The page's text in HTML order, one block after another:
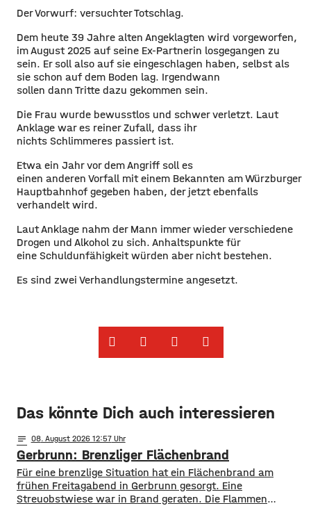
Der Vorwurf: versuchter Totschlag.
Dem heute 39 Jahre alten Angeklagten wird vorgeworfen,
im August 2025 auf seine Ex-Partnerin losgegangen zu
sein. Er soll also auf sie eingeschlagen haben, selbst als
sie schon auf dem Boden lag. Irgendwann
sollen dann Tritte dazu gekommen sein.
Die Frau wurde bewusstlos und schwer verletzt. Laut
Anklage war es reiner Zufall, dass ihr
nichts Schlimmeres passiert ist.
Etwa ein Jahr vor dem Angriff soll es
einen anderen Vorfall mit einem Bekannten am Würzburger
Hauptbahnhof gegeben haben, der jetzt ebenfalls
verhandelt wird.
Laut Anklage nahm der Mann immer wieder verschiedene
Drogen und Alkohol zu sich. Anhaltspunkte für
eine Schuldunfähigkeit würden aber nicht bestehen.
Es sind zwei Verhandlungstermine angesetzt.
Das könnte Dich auch interessieren
notes 08. August 2026 12:57
Gerbrunn: Brenzliger Flächenbrand
Für eine brenzlige Situation hat ein Flächenbrand am
frühen Freitagabend in Gerbrunn gesorgt. Eine
Streuobstwiese war in Brand geraten. Die Flammen